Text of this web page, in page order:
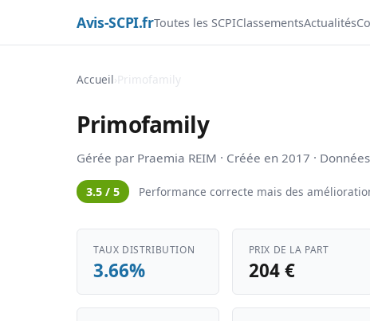
Avis-SCPI.frToutes les SCPIClassementsActualités
Accueil› Primofamily
Primofamily
Gérée par Praemia REIM · Créée en 2017 ·
3.5 / 5 Performance correcte mais des
TAUX DISTRIBUTION
3.66%
PRIX DE LA PART
204 €